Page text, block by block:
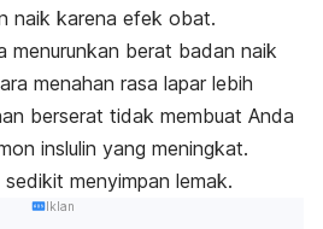
naik karena efek obat.
menurunkan berat badan naik
menahan rasa lapar lebih
berserat tidak membuat Anda
inslulin yang meningkat.
menyimpan lemak.
Iklan